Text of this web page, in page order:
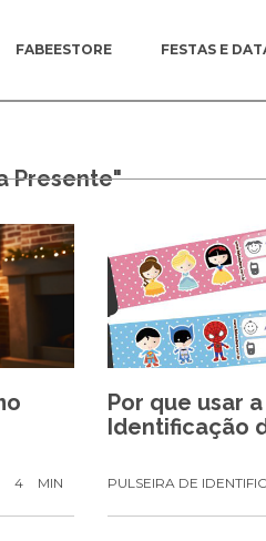
FABEESTORE FESTAS E
Presente"
4 MIN
Por que usar
Identificação
PULSEIRA DE